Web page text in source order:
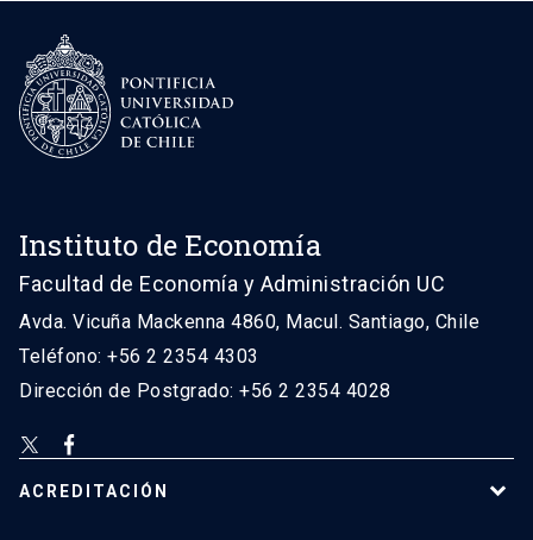
Instituto de Economía
Facultad de Economía y Administración UC
Avda. Vicuña Mackenna 4860, Macul. Santiago, Chile
Teléfono: +56 2 2354 4303
Dirección de Postgrado: +56 2 2354 4028
ACREDITACIÓN